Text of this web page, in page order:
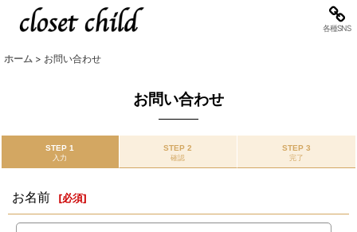
各種SNS
ホーム > お問い合わせ
お問い合わせ
STEP 1
入力
STEP 2
確認
STEP 3
完了
お名前 [必須]